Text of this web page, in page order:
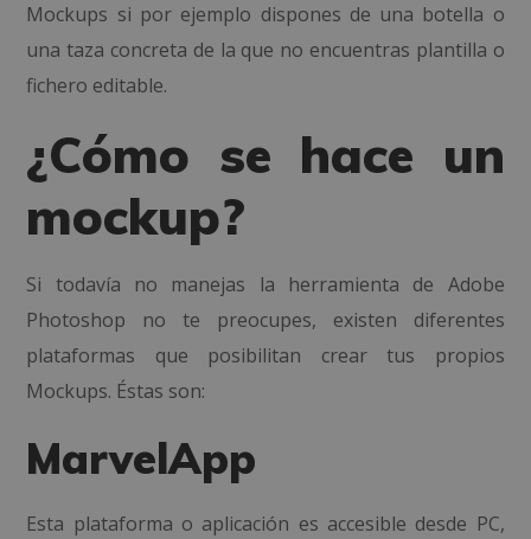
Mockups si por ejemplo dispones de una botella o
una taza concreta de la que no encuentras plantilla o
fichero editable.
¿Cómo se hace un
mockup?
Si todavía no manejas la herramienta de Adobe
Photoshop no te preocupes, existen diferentes
plataformas que posibilitan crear tus propios
Mockups. Éstas son:
MarvelApp
Esta plataforma o aplicación es accesible desde PC,